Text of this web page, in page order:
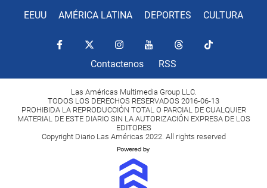
EEUU AMÉRICA LATINA DEPORTES CULTURA
Contactenos RSS
Las Américas Multimedia Group LLC.
TODOS LOS DERECHOS RESERVADOS 2016-06-13
PROHIBIDA LA REPRODUCCIÓN TOTAL O PARCIAL DE CUALQUIER
MATERIAL DE ESTE DIARIO SIN LA AUTORIZACIÓN EXPRESA DE LOS
EDITORES
Copyright Diario Las Américas 2022. All rights reserved